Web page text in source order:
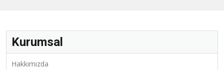
Kurumsal
Hakkımızda